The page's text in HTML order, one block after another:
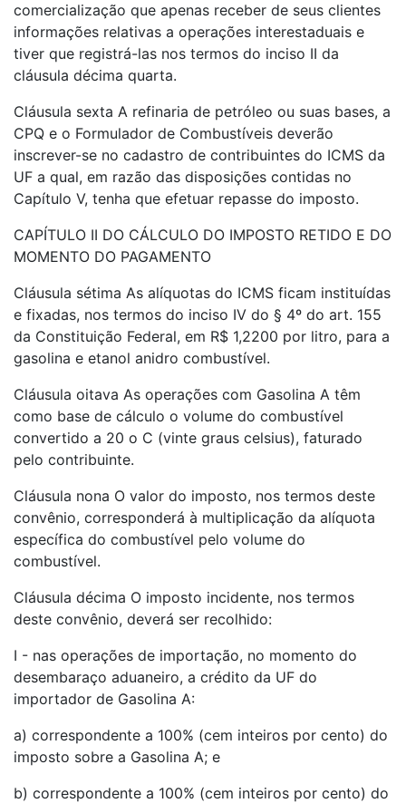
comercialização que apenas receber de seus clientes
informações relativas a operações interestaduais e
tiver que registrá-las nos termos do inciso II da
cláusula décima quarta.
Cláusula sexta A refinaria de petróleo ou suas bases, a
CPQ e o Formulador de Combustíveis deverão
inscrever-se no cadastro de contribuintes do ICMS da
UF a qual, em razão das disposições contidas no
Capítulo V, tenha que efetuar repasse do imposto.
CAPÍTULO II DO CÁLCULO DO IMPOSTO RETIDO E DO
MOMENTO DO PAGAMENTO
Cláusula sétima As alíquotas do ICMS ficam instituídas
e fixadas, nos termos do inciso IV do § 4º do art. 155
da Constituição Federal, em R$ 1,2200 por litro, para a
gasolina e etanol anidro combustível.
Cláusula oitava As operações com Gasolina A têm
como base de cálculo o volume do combustível
convertido a 20 o C (vinte graus celsius), faturado
pelo contribuinte.
Cláusula nona O valor do imposto, nos termos deste
convênio, corresponderá à multiplicação da alíquota
específica do combustível pelo volume do
combustível.
Cláusula décima O imposto incidente, nos termos
deste convênio, deverá ser recolhido:
I - nas operações de importação, no momento do
desembaraço aduaneiro, a crédito da UF do
importador de Gasolina A:
a) correspondente a 100% (cem inteiros por cento) do
imposto sobre a Gasolina A; e
b) correspondente a 100% (cem inteiros por cento) do